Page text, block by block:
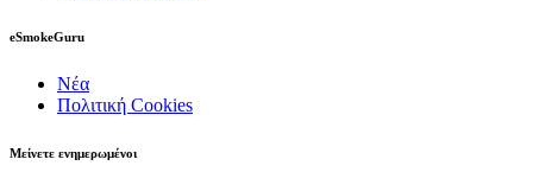
eSmokeGuru
Νέα
Πολιτική Cookies
Μείνετε ενημερωμένοι